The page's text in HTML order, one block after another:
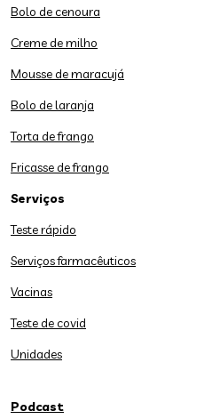
Bolo de cenoura
Creme de milho
Mousse de maracujá
Bolo de laranja
Torta de frango
Fricasse de frango
Serviços
Teste rápido
Serviços farmacêuticos
Vacinas
Teste de covid
Unidades
Podcast